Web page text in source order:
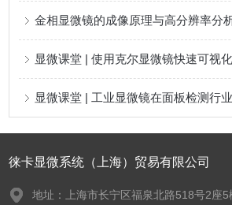
金相显微镜的成像原理与高分辨率分
显微课堂 | 使用克尔显微镜快速可视
显微课堂 | 工业显微镜在面板检测行
徕卡显微系统（上海）贸易有限公司
地址：上海市长宁区福泉北路518号2座5